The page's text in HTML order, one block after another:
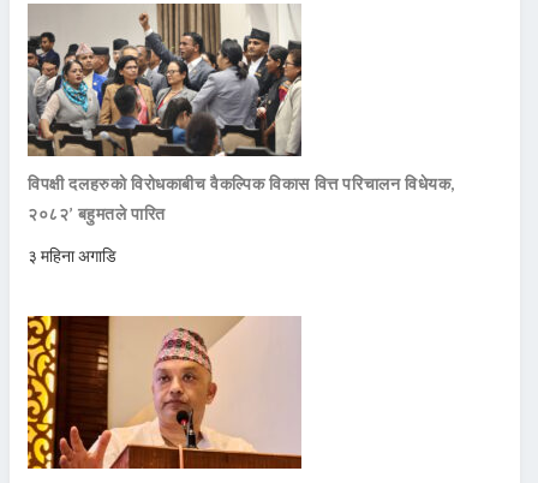
विपक्षी दलहरुको विरोधकाबीच वैकल्पिक विकास वित्त परिचालन विधेयक,
२०८२’ बहुमतले पारित
३ महिना अगाडि